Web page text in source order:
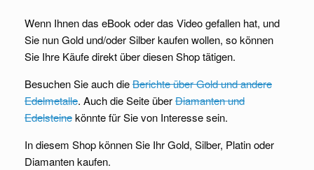
Wenn Ihnen das eBook oder das Video gefallen hat, und
Sie nun Gold und/oder Silber kaufen wollen, so können
Sie Ihre Käufe direkt über diesen Shop tätigen.
Besuchen Sie auch dieBerichte über Gold und andere
Edelmetalle. Auch die Seite überDiamanten und
Edelsteinekönnte für Sie von Interesse sein.
In diesem Shop können Sie Ihr Gold, Silber, Platin oder
Diamanten kaufen.